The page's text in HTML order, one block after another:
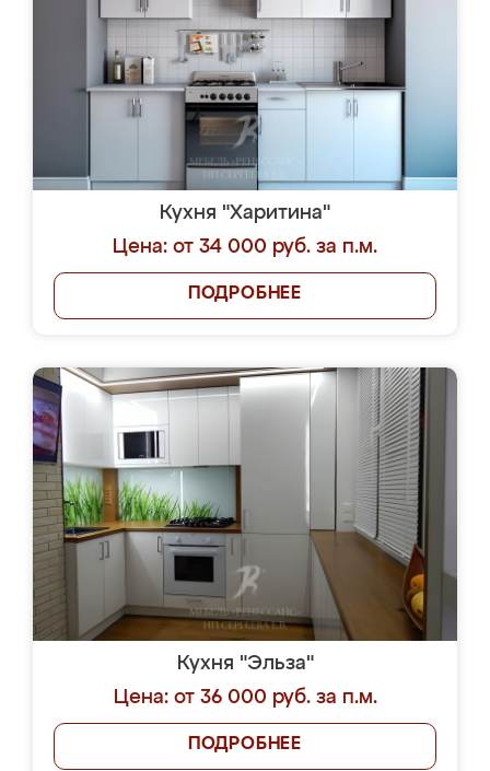
Кухня "Харитина"
Цена: от 34 000 руб. за п.м.
ПОДРОБНЕЕ
Кухня "Эльза"
Цена: от 36 000 руб. за п.м.
ПОДРОБНЕЕ